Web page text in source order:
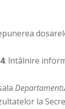
: întâlnire
la